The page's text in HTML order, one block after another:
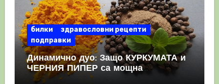
билки
здравословни рецепти
подправки
Динамично дуо: Защо КУРКУМАТА и
ЧЕРНИЯ ПИПЕР са мощна
комбинация